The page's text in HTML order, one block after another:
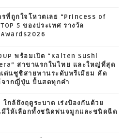
ที่ถูกใจโหวตเลย “Princess of
5 ของประเทศ รางวัล
พร้อมเปิด “Kaiten Sushi
สาขาแรกในไทย และใหญ่ที่สุด
เด่นซูชิสายพานระดับพรีเมียม คัด
จากญี่ปุ่น ปั้นสดทุกคำ
กล้ถึงฤดูระบาด เร่งป้องกันด้วย
ให้เลือกทั้งชนิดพ่นจมูกและชนิดฉีด